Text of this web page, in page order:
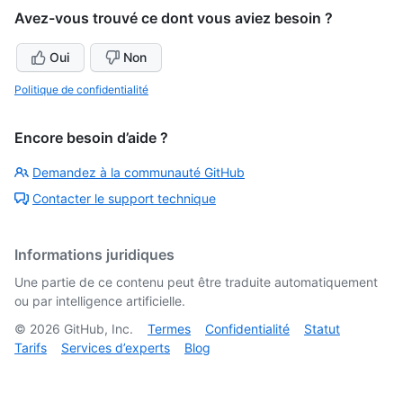
Avez-vous trouvé ce dont vous aviez besoin ?
Oui Non
Politique de confidentialité
Encore besoin d’aide ?
Demandez à la communauté GitHub
Contacter le support technique
Informations juridiques
Une partie de ce contenu peut être traduite automatiquement
ou par intelligence artificielle.
© 2026 GitHub, Inc. Termes Confidentialité
Statut
Tarifs
Services d’experts Blog